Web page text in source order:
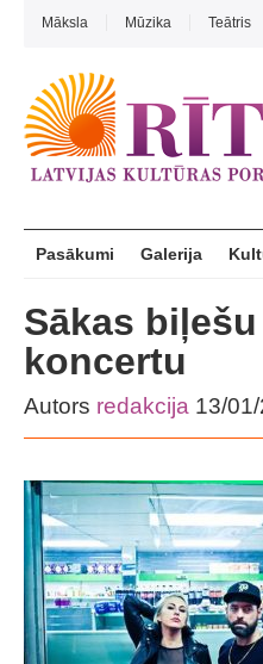
Māksla Mūzika Teātris
Pasākumi Galerija
Sākas
koncertu
Autors redakcija 13/